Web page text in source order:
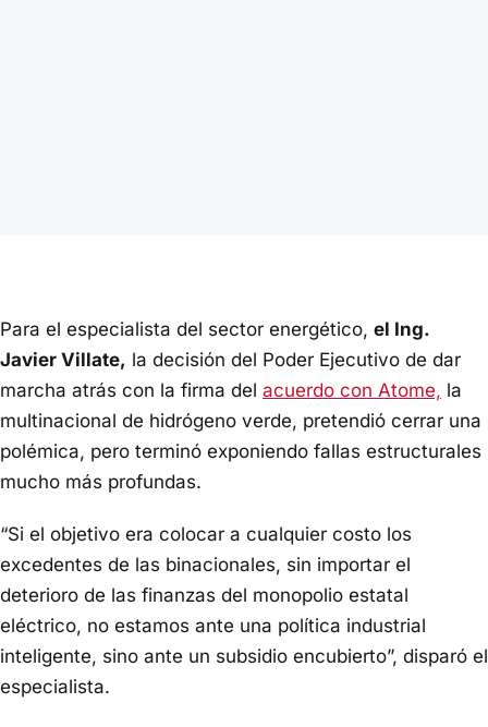
Para el especialista del sector energético, el Ing.
Javier Villate, la decisión del Poder Ejecutivo de dar
marcha atrás con la firma del acuerdo con Atome, la
multinacional de hidrógeno verde, pretendió cerrar una
polémica, pero terminó exponiendo fallas estructurales
mucho más profundas.
“Si el objetivo era colocar a cualquier costo los
excedentes de las binacionales, sin importar el
deterioro de las finanzas del monopolio estatal
eléctrico, no estamos ante una política industrial
inteligente, sino ante un subsidio encubierto”, disparó el
especialista.